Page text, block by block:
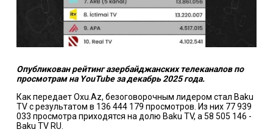
Опубликован рейтинг азербайджанских телеканалов по
просмотрам на YouTube за декабрь 2025 года.
Как передает Oxu.Az, безоговорочным лидером стал Baku
TV с результатом в 136 444 179 просмотров. Из них 77 939
033 просмотра приходятся на долю Baku TV, а 58 505 146 -
Baku TV RU.